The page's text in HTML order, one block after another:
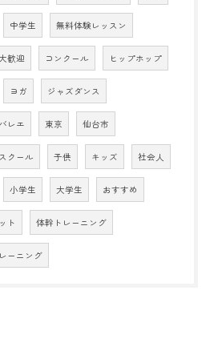
中学生 無料体験レッスン
歓迎 コンクール ヒップホップ
ヨガ ジャズダンス
レエ 東京 仙台市
クール 子供 キッズ 社会人
小学生 大学生 おすすめ
ト 体幹トレーニング
ーニング